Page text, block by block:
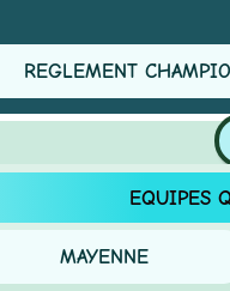
REGLEMENT
EQUIPES
MAYENNE